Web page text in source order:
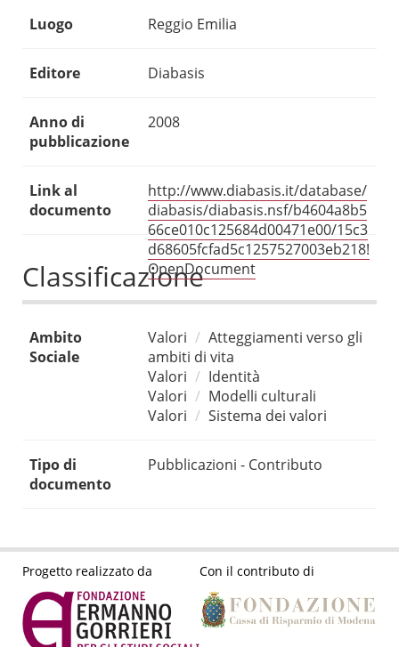
Luogo Reggio Emilia
Editore Diabasis
Anno di
pubblicazione
2008
Link al
documento
http://www.diabasis.it/database/
diabasis/diabasis.nsf/b4604a8b5
66ce010c125684d00471e00/15c3
d68605fcfad5c1257527003eb218!
OpenDocument
Classificazione
Ambito
Sociale
Valori
Atteggiamenti verso gli
ambiti di vita
Valori
Identità
Valori
Modelli culturali
Valori
Sistema dei valori
Tipo di
documento
Pubblicazioni - Contributo
Progetto realizzato da Con il contributo di